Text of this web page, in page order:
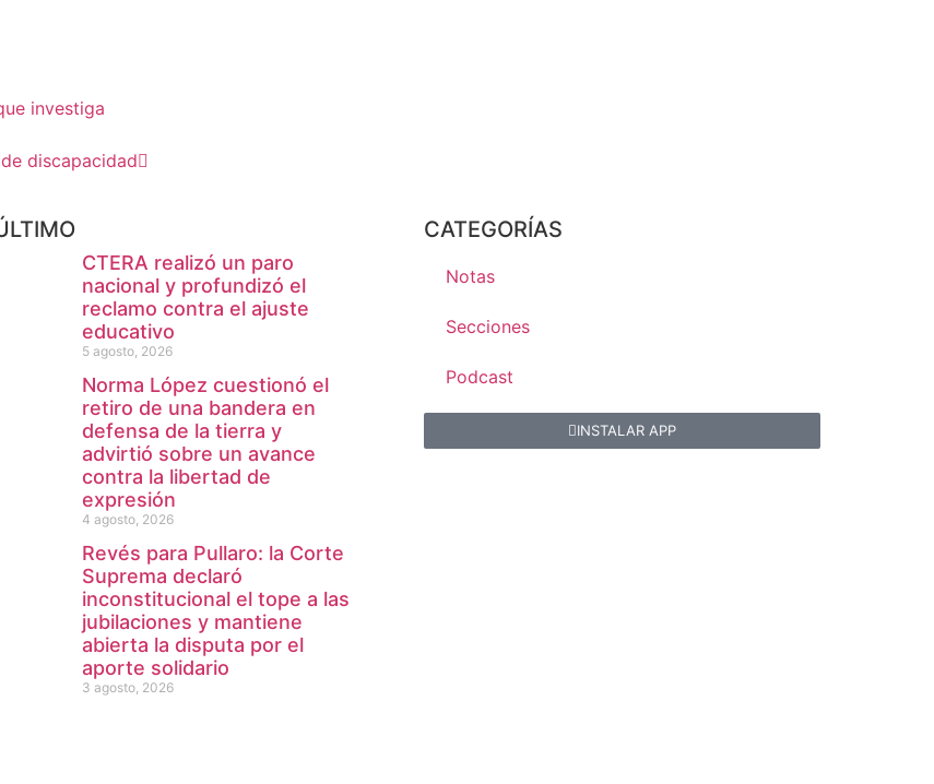
investiga
discapacidad
CTERA realizó un paro
nacional y profundizó el
reclamo contra el ajuste
educativo
5 agosto, 2026
Norma López cuestionó el
retiro de una bandera en
defensa de la tierra y
advirtió sobre un avance
contra la libertad de
expresión
4 agosto, 2026
Revés para Pullaro: la Corte
Suprema declaró
inconstitucional el tope a las
jubilaciones y mantiene
abierta la disputa por el
aporte solidario
3 agosto, 2026
CATEGORÍAS
Notas
Secciones
Podcast
INSTALAR APP